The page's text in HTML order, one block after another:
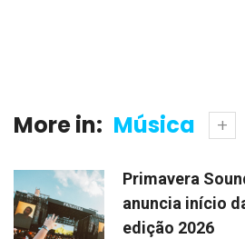
More in: Música
Primavera
anuncia início
edição 2026